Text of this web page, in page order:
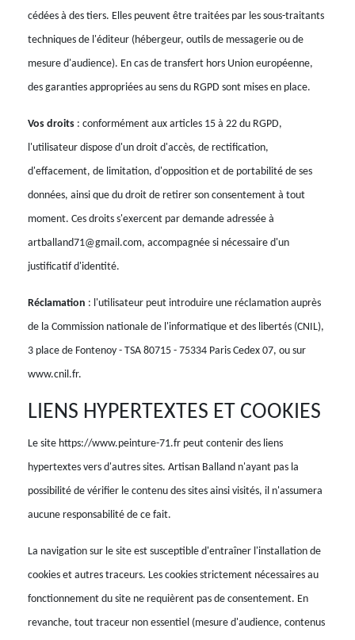
cédées à des tiers. Elles peuvent être traitées par les sous-traitants
techniques de l'éditeur (hébergeur, outils de messagerie ou de
mesure d'audience). En cas de transfert hors Union européenne,
des garanties appropriées au sens du RGPD sont mises en place.
Vos droits : conformément aux articles 15 à 22 du RGPD,
l'utilisateur dispose d'un droit d'accès, de rectification,
d'effacement, de limitation, d'opposition et de portabilité de ses
données, ainsi que du droit de retirer son consentement à tout
moment. Ces droits s'exercent par demande adressée à
artballand71@gmail.com, accompagnée si nécessaire d'un
justificatif d'identité.
Réclamation : l'utilisateur peut introduire une réclamation auprès
de la Commission nationale de l'informatique et des libertés (CNIL),
3 place de Fontenoy - TSA 80715 - 75334 Paris Cedex 07, ou sur
www.cnil.fr.
LIENS HYPERTEXTES ET COOKIES
Le site https://www.peinture-71.fr peut contenir des liens
hypertextes vers d'autres sites. Artisan Balland n'ayant pas la
possibilité de vérifier le contenu des sites ainsi visités, il n'assumera
aucune responsabilité de ce fait.
La navigation sur le site est susceptible d'entraîner l'installation de
cookies et autres traceurs. Les cookies strictement nécessaires au
fonctionnement du site ne requièrent pas de consentement. En
revanche, tout traceur non essentiel (mesure d'audience, contenus